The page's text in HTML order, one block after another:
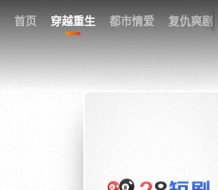
首页 穿越重生 都市情爱 复仇爽剧
我的观影记录